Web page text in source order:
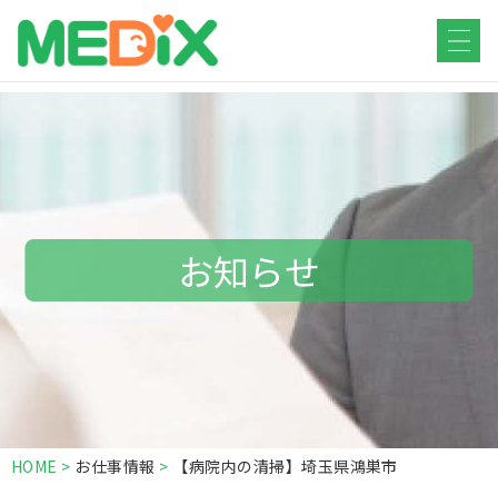
HOME 仕事をお探しの方 医療・福
お知らせ
HOME > お仕事情報 > 【病院内の清掃】埼玉県鴻巣市